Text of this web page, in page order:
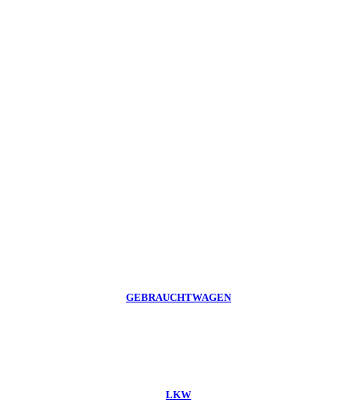
GEBRAUCHTWAGEN
LKW